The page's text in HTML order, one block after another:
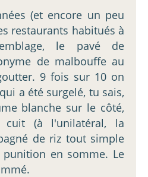
(et encore un peu
restaurants habitués à
le pavé de
de malbouffe au
9 fois sur 10 on
a été surgelé, tu sais,
blanche sur le côté,
cuit (à l'unilatéral, la
de riz tout simple
en somme. Le